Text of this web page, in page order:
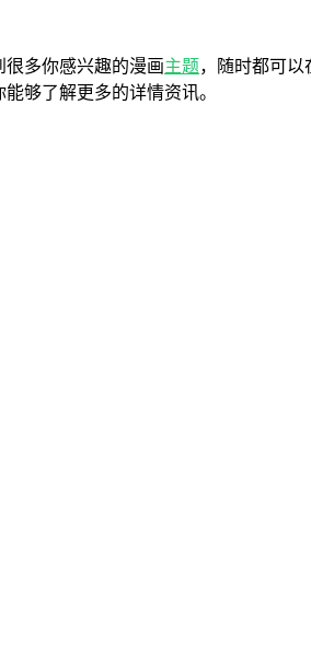
很多你感兴趣的漫画主题，随时都可
够了解更多的详情资讯。